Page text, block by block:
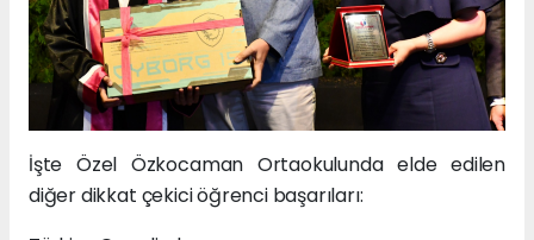
İşte Özel Özkocaman Ortaokulunda elde edilen
diğer dikkat çekici öğrenci başarıları: